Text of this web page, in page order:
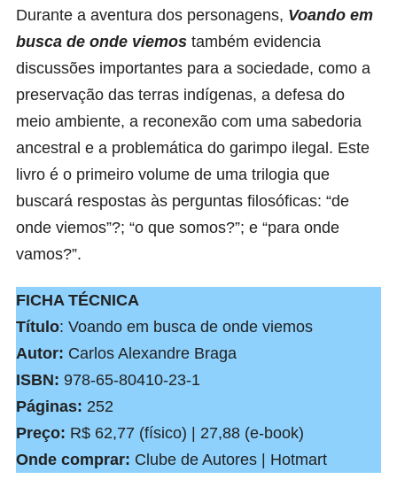
Durante a aventura dos personagens, Voando em
busca de onde viemos também evidencia
discussões importantes para a sociedade, como a
preservação das terras indígenas, a defesa do
meio ambiente, a reconexão com uma sabedoria
ancestral e a problemática do garimpo ilegal. Este
livro é o primeiro volume de uma trilogia que
buscará respostas às perguntas filosóficas: “de
onde viemos”?; “o que somos?”; e “para onde
vamos?”.
FICHA TÉCNICA
Título: Voando em busca de onde viemos
Autor: Carlos Alexandre Braga
ISBN: 978-65-80410-23-1
Páginas: 252
Preço: R$ 62,77 (físico) | 27,88 (e-book)
Onde comprar: Clube de Autores Hotmart